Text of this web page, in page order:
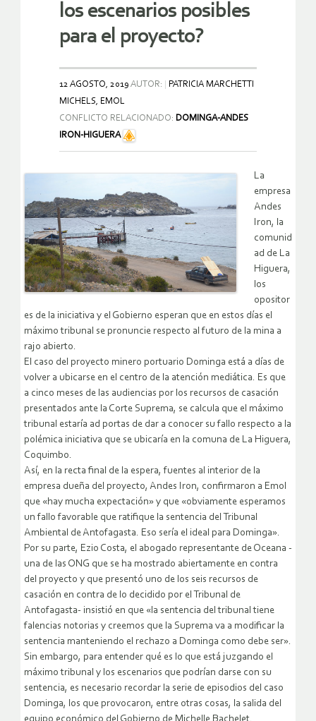
los escenarios posibles
para el proyecto?
12 AGOSTO, 2019 AUTOR:
PATRICIA MARCHETTI
MICHELS, EMOL
CONFLICTO RELACIONADO: DOMINGA-ANDES
IRON-HIGUERA
La
empresa
Andes
Iron, la
comunid
ad de La
Higuera,
los
opositor
es de la iniciativa y el Gobierno esperan que en estos días el
máximo tribunal se pronuncie respecto al futuro de la mina a
rajo abierto.
El caso del proyecto minero portuario Dominga está a días de
volver a ubicarse en el centro de la atención mediática. Es que
a cinco meses de las audiencias por los recursos de casación
presentados ante la Corte Suprema, se calcula que el máximo
tribunal estaría ad portas de dar a conocer su fallo respecto a la
polémica iniciativa que se ubicaría en la comuna de La Higuera,
Coquimbo.
Así, en la recta final de la espera, fuentes al interior de la
empresa dueña del proyecto, Andes Iron, confirmaron a Emol
que «hay mucha expectación» y que «obviamente esperamos
un fallo favorable que ratifique la sentencia del Tribunal
Ambiental de Antofagasta. Eso sería el ideal para Dominga».
Por su parte, Ezio Costa, el abogado representante de Oceana -
una de las ONG que se ha mostrado abiertamente en contra
del proyecto y que presentó uno de los seis recursos de
casación en contra de lo decidido por el Tribunal de
Antofagasta- insistió en que «la sentencia del tribunal tiene
falencias notorias y creemos que la Suprema va a modificar la
sentencia manteniendo el rechazo a Dominga como debe ser».
Sin embargo, para entender qué es lo que está juzgando el
máximo tribunal y los escenarios que podrían darse con su
sentencia, es necesario recordar la serie de episodios del caso
Dominga, los que provocaron, entre otras cosas, la salida del